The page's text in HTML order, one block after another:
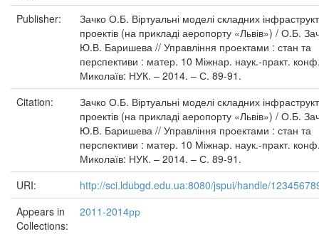
Publisher:
Зачко О.Б. Віртуальні моделі складних
проектів (на прикладі аеропорту «Львів») / О.Б.
Ю.В. Баришева // Управління проектами : стан та
перспективи : матер. 10 Міжнар. наук.-практ.
Миколаїв: НУК. – 2014. – С. 89-91.
Citation:
Зачко О.Б. Віртуальні моделі складних
проектів (на прикладі аеропорту «Львів») / О.Б.
Ю.В. Баришева // Управління проектами : стан та
перспективи : матер. 10 Міжнар. наук.-практ.
Миколаїв: НУК. – 2014. – С. 89-91.
URI:
http://sci.ldubgd.edu.ua:8080/jspui/handle/
Appears in
Collections:
2011-2014рр